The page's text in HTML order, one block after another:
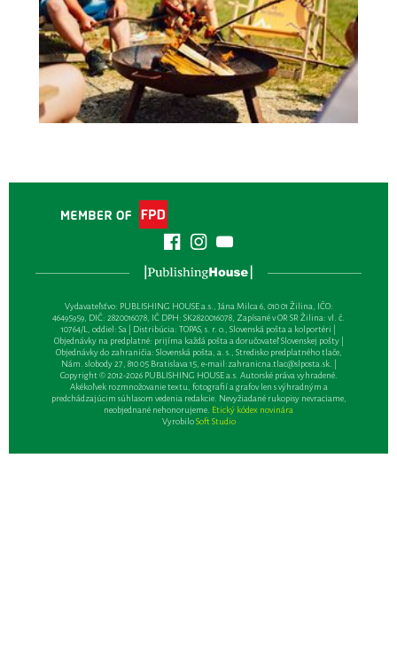
Vydavateľsťvo: PUBLISHING HOUSE a.s., Jána Milca 6, 010 01 Žilina, IČO:
46495959, DIČ: 2820016078, IČ DPH: SK2820016078, Zapísané v OR SR Žilina: vl. č.
10764/L, oddiel: Sa | Distribúcia: TOPAS, s. r. o., Slovenská pošta a kolportéri |
Objednávky na predplatné: prijíma každá pošta a doručovateľ Slovenskej pošty |
Objednávky do zahraničia: Slovenská pošta, a. s., Stredisko predplatného tlače,
Nám. slobody 27, 810 05 Bratislava 15, e-mail:zahranicna.tlac@slposta.sk. |
Copyright © 2012-2026 PUBLISHING HOUSE a.s. Autorské práva vyhradené.
Akékoľvek rozmnožovanie textu, fotografií a grafov len s výhradným a
predchádzajúcim súhlasom vedenia redakcie. Nevyžiadané rukopisy nevraciame,
neobjednané nehonorujeme. Etický kódex novinára
VyrobiloSoft Studio